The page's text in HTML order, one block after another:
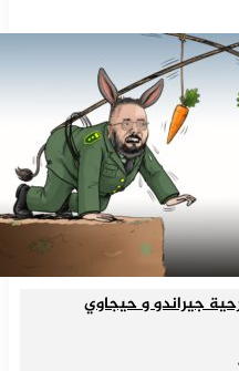
جيراندو و حيجاوي